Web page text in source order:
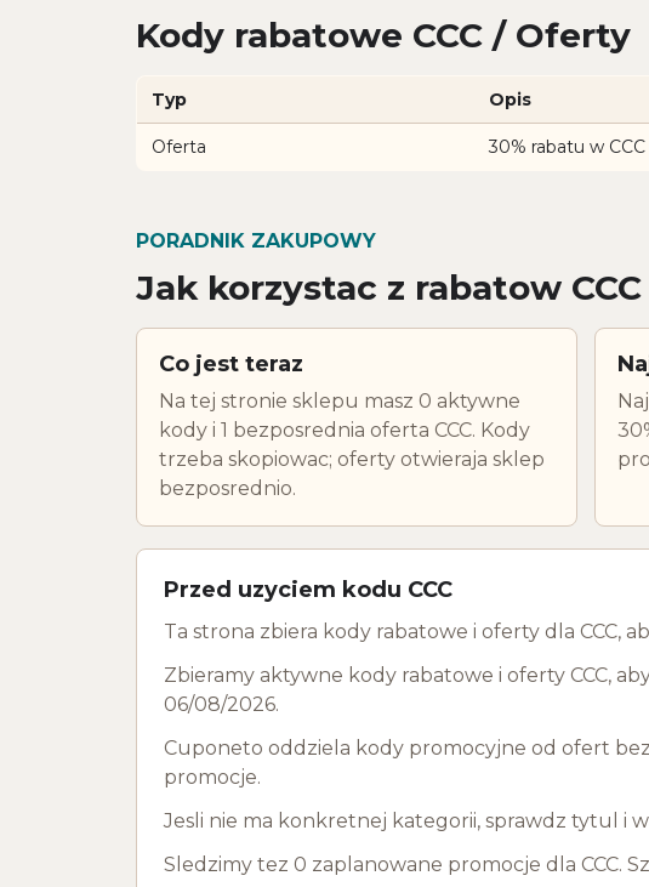
Kody rabatowe CCC / Oferty
Typ Opis
Oferta 30% rabatu w CCC
PORADNIK ZAKUPOWY
Jak korzystac z rabatow CCC
Co jest teraz
Na tej stronie sklepu masz 0 aktywne
kody i 1 bezposrednia oferta CCC. Kody
trzeba skopiowac; oferty otwieraja sklep
bezposrednio.
Przed uzyciem kodu CCC
Ta strona zbiera kody rabatowe i oferty dla CCC,
Zbieramy aktywne kody rabatowe i oferty CCC,
06/08/2026.
Cuponeto oddziela kody promocyjne od ofert
promocje.
Jesli nie ma konkretnej kategorii, sprawdz tytul i
Sledzimy tez 0 zaplanowane promocje dla CCC.